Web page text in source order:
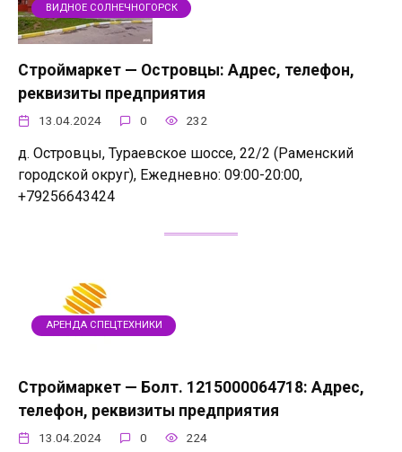
ВИДНОЕ СОЛНЕЧНОГОРСК
Строймаркет — Островцы: Адрес, телефон,
реквизиты предприятия
13.04.2024 0 232
д. Островцы, Тураевское шоссе, 22/2 (Раменский
городской округ), Ежедневно: 09:00-20:00,
+79256643424
АРЕНДА СПЕЦТЕХНИКИ
Строймаркет — Болт. 1215000064718: Адрес,
телефон, реквизиты предприятия
13.04.2024 0 224